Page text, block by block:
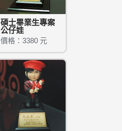
碩士畢業生專案
公仔娃
價格：3380 元